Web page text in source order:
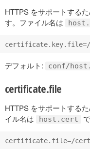
HTTPS をサポートする
す。ファイル名は
デフォルト: conf/
certificate.file
HTTPS をサポートする
イル名は
host.cert